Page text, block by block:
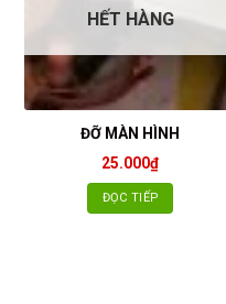
HẾT HÀNG
ĐỠ MÀN HÌNH
25.000₫
ĐỌC TIẾP